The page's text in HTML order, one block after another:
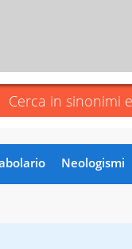
Neologismi